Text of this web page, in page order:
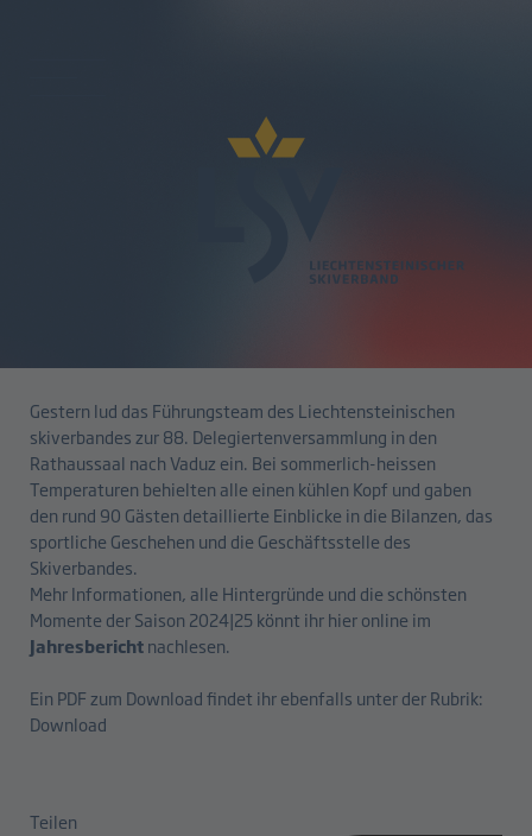
und Wiederwahl von Toni Real
Gestern lud das Führungsteam des Liechtensteinischen
skiverbandes zur 88. Delegiertenversammlung in den
Rathaussaal nach Vaduz ein. Bei sommerlich-heissen
Temperaturen behielten alle einen kühlen Kopf und gaben
den rund 90 Gästen detaillierte Einblicke in die Bilanzen, das
sportliche Geschehen und die Geschäftsstelle des
Skiverbandes.
Mehr Informationen, alle Hintergründe und die schönsten
Momente der Saison 2024|25 könnt ihr hier online im
Jahresberichtnachlesen.
Ein PDF zum Download findet ihr ebenfalls unter der Rubrik:
Download
Teilen